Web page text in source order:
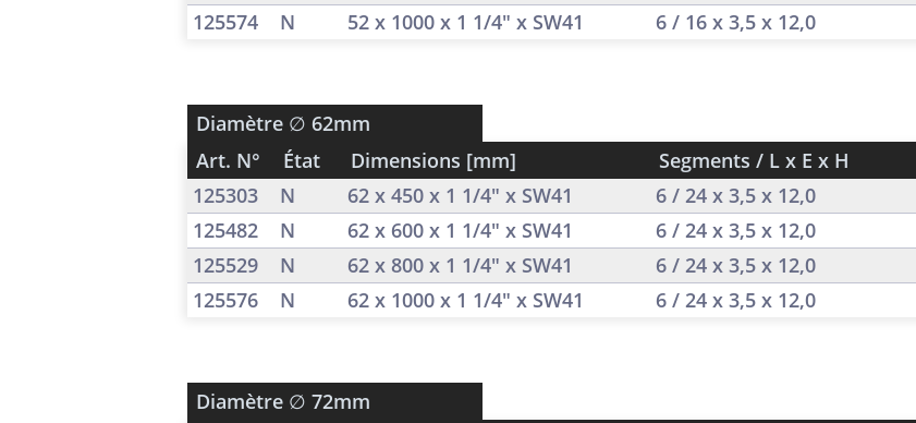
125574 N 52 x 1000 x 1 1/4" x SW41 6 / 16 x 3,5 x 12,0
Diamètre ∅ 62mm
Art. N°
État Dimensions [mm] Segments / L x E x H
125303
N 62 x 450 x 1 1/4" x SW41 6 / 24 x 3,5 x 12,0
125482 N 62 x 600 x 1 1/4" x SW41 6 / 24 x 3,5 x 12,0
125529 N 62 x 800 x 1 1/4" x SW41 6 / 24 x 3,5 x 12,0
125576 N 62 x 1000 x 1 1/4" x SW41 6 / 24 x 3,5 x 12,0
Diamètre ∅ 72mm